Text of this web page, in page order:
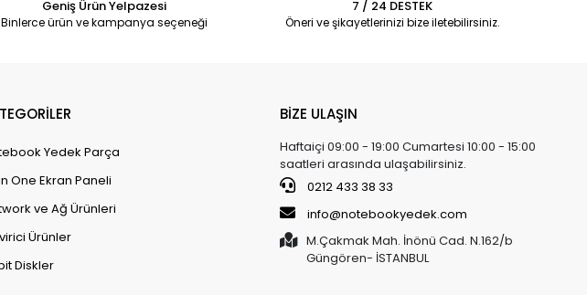
Geniş Ürün Yelpazesi
Binlerce ürün ve kampanya seçeneği
7 / 24 DESTEK
Öneri ve şikayetlerinizi bize iletebilirsiniz.
Yedek Parça
One Ekran Paneli
ve Ağ Ürünleri
Ürünler
Diskler
BİZE ULAŞIN
Haftaiçi 09:00 - 19:00 Cumartesi 10:00 - 15:00
saatleri arasında ulaşabilirsiniz.
0212 433 38 33
info@notebookyedek.com
M.Çakmak Mah. İnönü Cad. N.162/b
Güngören- İSTANBUL